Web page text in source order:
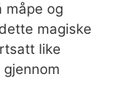
måpe og
magiske
like